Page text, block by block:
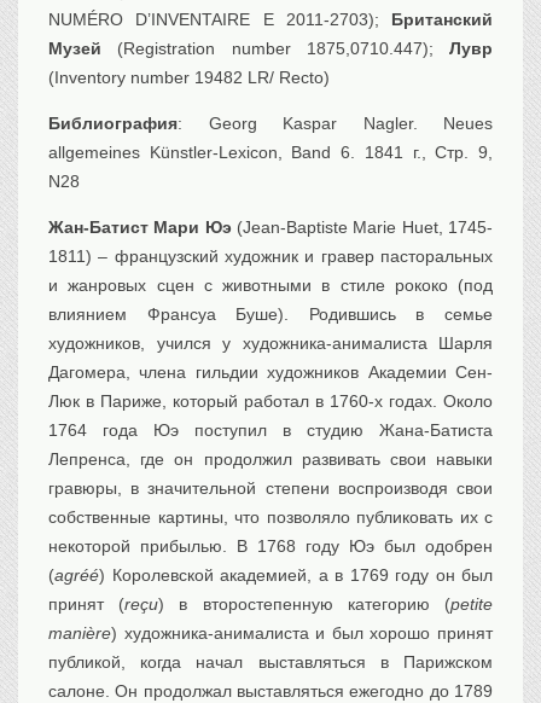
Выставочные
Досуг
Разное
NUMÉRO D’INVENTAIRE E 2011-2703); Британский
Музей (Registration number 1875,0710.447); Лувр
(Inventory number 19482 LR/ Recto)
Библиография: Georg Kaspar Nagler. Neues
allgemeines Künstler-Lexicon, Band 6. 1841 г., Стр. 9,
N28
Жан-Батист Мари Юэ(Jean-Baptiste Marie Huet, 1745-
1811) – французский художник и гравер пасторальных
и жанровых сцен с животными в стиле рококо (под
влиянием Франсуа Буше). Родившись в семье
художников, учился у художника-анималиста Шарля
Дагомера, члена гильдии художников Академии Сен-
Люк в Париже, который работал в 1760-х годах. Около
1764 года Юэ поступил в студию Жана-Батиста
Лепренса, где он продолжил развивать свои навыки
гравюры, в значительной степени воспроизводя свои
собственные картины, что позволяло публиковать их с
некоторой прибылью. В 1768 году Юэ был одобрен
(agréé) Королевской академией, а в 1769 году он был
принят (reçu) в второстепенную категорию (petite
manière) художника-анималиста и был хорошо принят
публикой, когда начал выставляться в Парижском
салоне. Он продолжал выставляться ежегодно до 1789